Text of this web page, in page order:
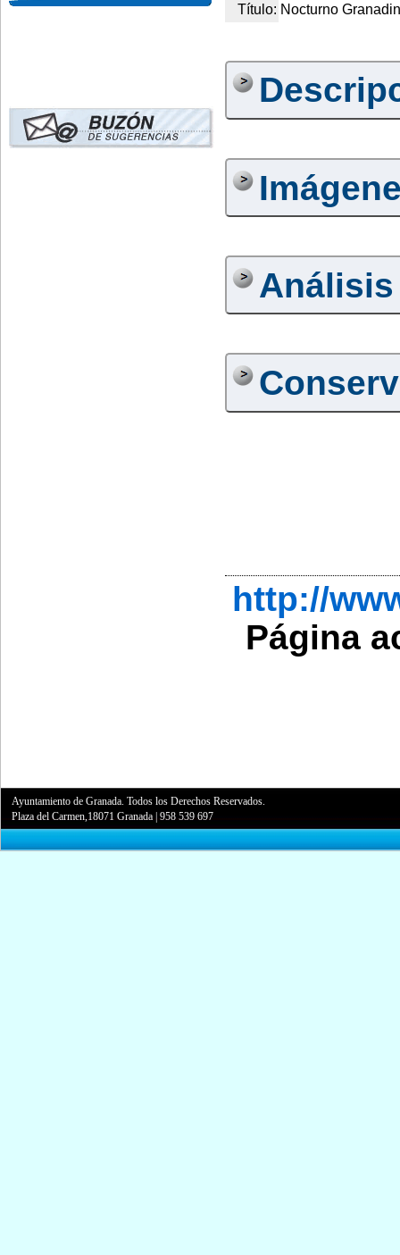
Título: Nocturno
http://
Página
Ayuntamiento de Granada. Todos los Derechos Reservados.
Plaza del Carmen,18071 Granada |958 539 697